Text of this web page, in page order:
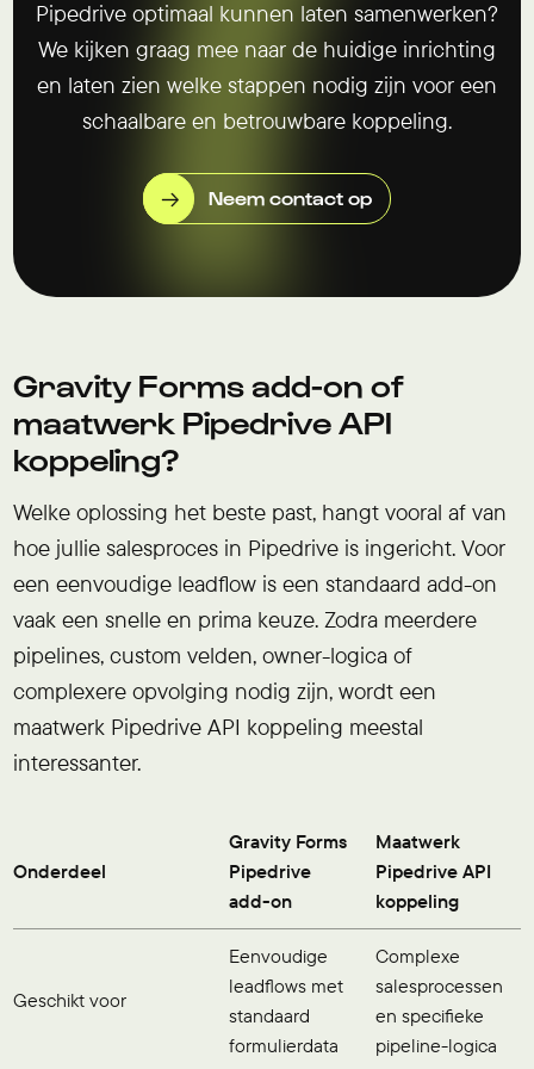
Pipedrive optimaal kunnen laten samenwerken?
We kijken graag mee naar de huidige inrichting
en laten zien welke stappen nodig zijn voor een
schaalbare en betrouwbare koppeling.
Neem contact op
Gravity Forms add-on of
maatwerk Pipedrive API
koppeling?
Welke oplossing het beste past, hangt vooral af van
hoe jullie salesproces in Pipedrive is ingericht. Voor
een eenvoudige leadflow is een standaard add-on
vaak een snelle en prima keuze. Zodra meerdere
pipelines, custom velden, owner-logica of
complexere opvolging nodig zijn, wordt een
maatwerk Pipedrive API koppeling meestal
interessanter.
Onderdeel
Gravity Forms
Pipedrive
add-on
Maatwerk
Pipedrive API
koppeling
Geschikt voor
Eenvoudige
leadflows met
standaard
formulierdata
Complexe
salesprocessen
en specifieke
pipeline-logica